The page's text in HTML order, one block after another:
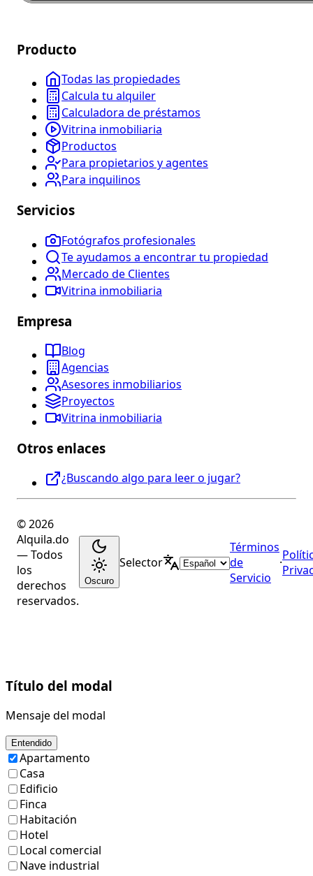
Producto
Todas las propiedades
Calcula tu alquiler
Calculadora de préstamos
Vitrina inmobiliaria
Productos
Para propietarios y agentes
Para inquilinos
Servicios
Fotógrafos profesionales
Te ayudamos a encontrar tu propiedad
Mercado de Clientes
Vitrina inmobiliaria
Empresa
Blog
Agencias
Asesores inmobiliarios
Proyectos
Vitrina inmobiliaria
Otros enlaces
¿Buscando algo para leer o jugar?
© 2026
Alquila.do
— Todos
los
derechos
reservados.
Oscuro
Selector
Términos
de
Servicio
·
Título del modal
Mensaje del modal
Entendido
Apartamento
Casa
Edificio
Finca
Habitación
Hotel
Local comercial
Nave industrial